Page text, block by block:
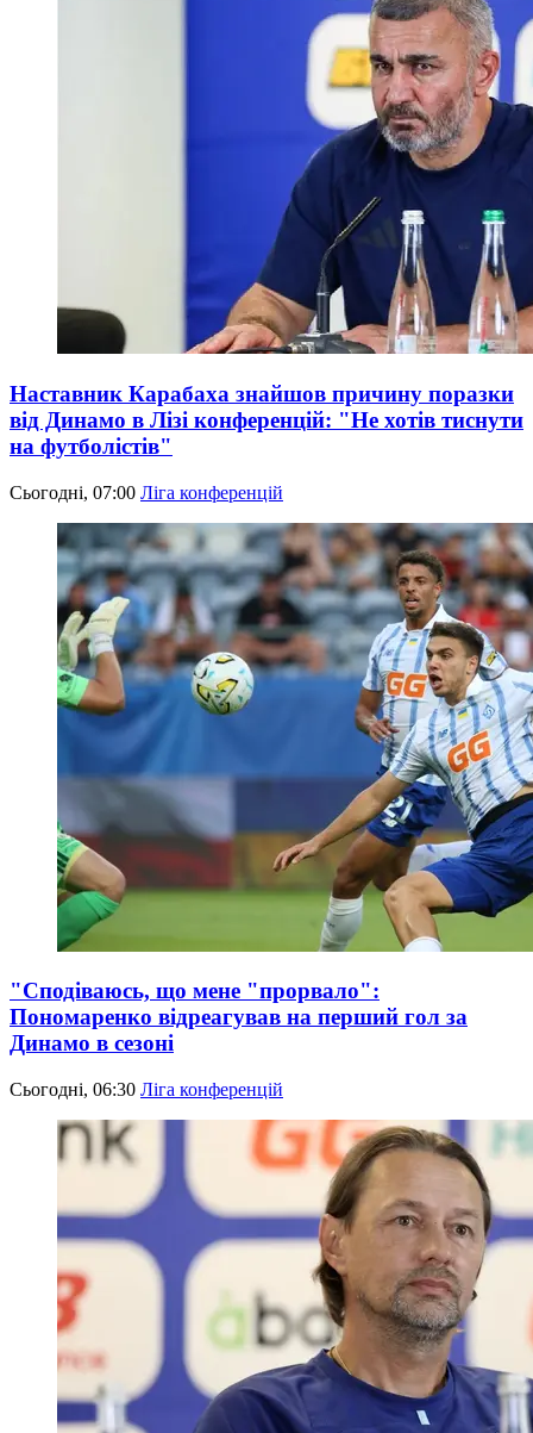
Наставник Карабаха знайшов причину поразки
від Динамо в Лізі конференцій: "Не хотів тиснути
на футболістів"
Сьогодні, 07:00 Ліга конференцій
"Сподіваюсь, що мене "прорвало":
Пономаренко відреагував на перший гол за
Динамо в сезоні
Сьогодні, 06:30 Ліга конференцій